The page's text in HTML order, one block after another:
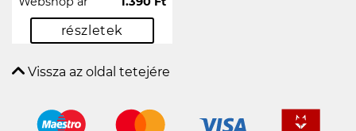
részletek
Vissza az oldal tetejére